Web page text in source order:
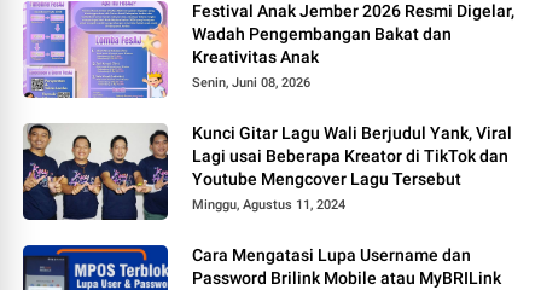
Festival Anak Jember 2026 Resmi Digelar,
Wadah Pengembangan Bakat dan
Kreativitas Anak
Senin, Juni 08, 2026
Kunci Gitar Lagu Wali Berjudul Yank, Viral
Lagi usai Beberapa Kreator di TikTok dan
Youtube Mengcover Lagu Tersebut
Minggu, Agustus 11, 2024
Cara Mengatasi Lupa Username dan
Password Brilink Mobile atau MyBRILink